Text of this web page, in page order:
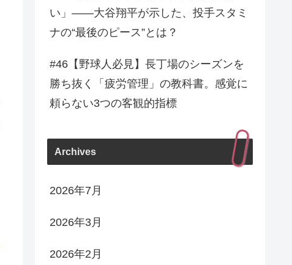
い」——大谷翔平が示した、投手スタミ
ナの“最後のピース”とは？
#46【野球人必見】長丁場のシーズンを
勝ち抜く「疲労管理」の教科書。感覚に
頼らない3つの客観的指標
Archives
2026年7月
2026年3月
2026年2月